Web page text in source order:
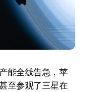
能全线告急，苹
至参观了三星在